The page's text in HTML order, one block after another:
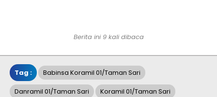
Berita ini 9 kali dibaca
Tag : Babinsa Koramil 01/Taman Sari
Danramil 01/Taman Sari Koramil 01/Taman Sari